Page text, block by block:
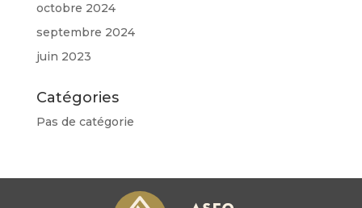
octobre 2024
septembre 2024
juin 2023
Catégories
Pas de catégorie